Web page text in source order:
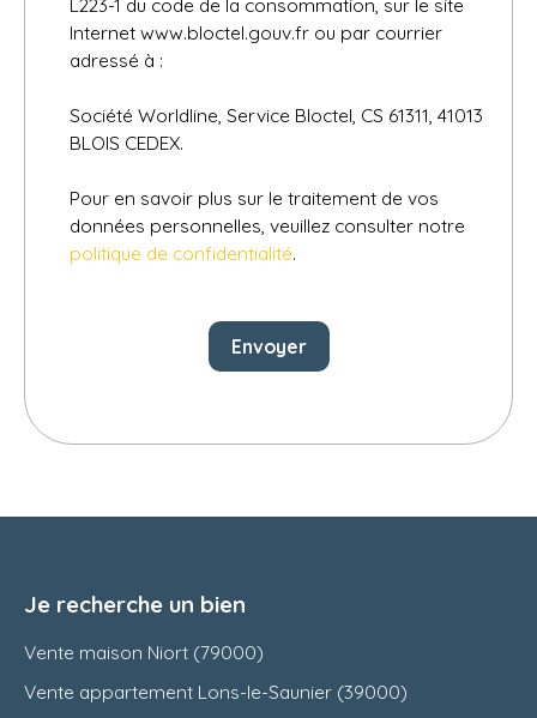
L223-1 du code de la consommation, sur le site
Internet www.bloctel.gouv.fr ou par courrier
adressé à :
Société Worldline, Service Bloctel, CS 61311, 41013
BLOIS CEDEX.
Pour en savoir plus sur le traitement de vos
données personnelles, veuillez consulter notre
politique de confidentialité.
Envoyer
Je recherche un bien
Vente maison Niort (79000)
Vente appartement Lons-le-Saunier (39000)